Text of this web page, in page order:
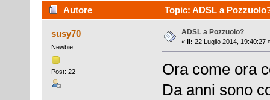
Autore Topic: ADSL a
susy70
Newbie
Post: 22
ADSL a Pozzuolo?
« il: 22 Luglio 2014, 19:40:27
Ora come ora
Da anni sono